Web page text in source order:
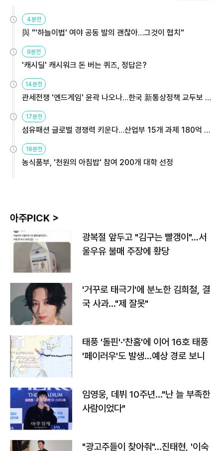
4분전
與 "'하늘이법' 여야 공동 발의 괜찮아…그것이 협치"
9분전
'캐시딜' 캐시워크 돈 버는 퀴즈, 정답은?
14분전
관세전쟁 '엔드게임' 윤곽 나오나…한국 新통상정책 교두보 활
용해야
17분전
섬유패션 글로벌 경쟁력 키운다…산업부 15개 과제 180억 지
원
18분전
농식품부, '천원의 아침밥' 참여 200개 대학 선정
아주PICK >
광복절 앞두고 "김구는 빨갱이"…서
울우유 불매 주장에 황당
'거꾸로 태극기'에 분노한 김희철, 결
국 사과…"제 잘못"
태풍 '돌핀'·'찬홈'에 이어 16호 태풍
'페이러우'도 발생…예상 경로 보니
임영웅, 데뷔 10주년…"난 늘 부족한
사람이었다"
"광고주들이 찾아줘"…진태현, '이숙